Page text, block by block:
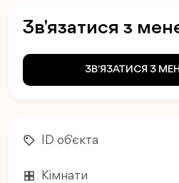
Зв'язатися з
ЗВ'ЯЗАТИСЯ З
ID об'єкта
Кімнати